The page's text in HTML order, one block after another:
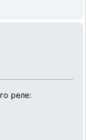
реле: